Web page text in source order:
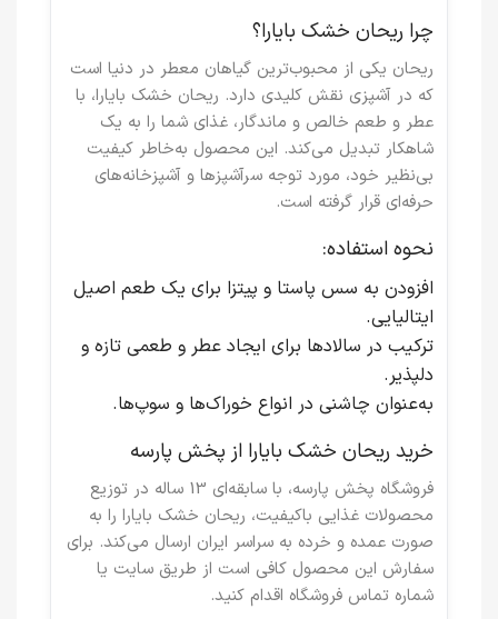
چرا ریحان خشک بایارا؟
ریحان یکی از محبوب‌ترین گیاهان معطر در دنیا است
که در آشپزی نقش کلیدی دارد. ریحان خشک بایارا، با
عطر و طعم خالص و ماندگار، غذای شما را به یک
شاهکار تبدیل می‌کند. این محصول به‌خاطر کیفیت
بی‌نظیر خود، مورد توجه سرآشپزها و آشپزخانه‌های
حرفه‌ای قرار گرفته است.
نحوه استفاده:
افزودن به سس پاستا و پیتزا برای یک طعم اصیل
ایتالیایی.
ترکیب در سالادها برای ایجاد عطر و طعمی تازه و
دلپذیر.
به‌عنوان چاشنی در انواع خوراک‌ها و سوپ‌ها.
خرید ریحان خشک بایارا از پخش پارسه
فروشگاه پخش پارسه
، با سابقه‌ای 13 ساله در توزیع
محصولات غذایی باکیفیت، ریحان خشک بایارا را به
صورت عمده و خرده به سراسر ایران ارسال می‌کند. برای
سفارش این محصول کافی است از طریق سایت یا
شماره تماس فروشگاه اقدام کنید.